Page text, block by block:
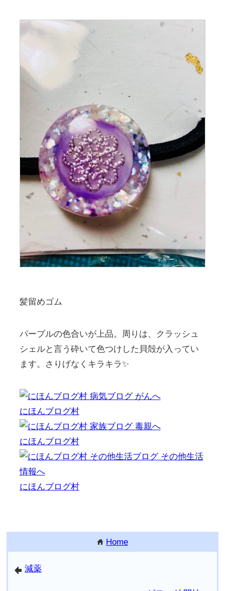
髪留めゴム
パープルの色合いが上品。周りは、クラッシュ
シェルと言う砕いて色つけした貝殻が入ってい
ます。さりげなくキラキラ✨
にほんブログ村
にほんブログ村
にほんブログ村
home Home
arrowleft 減薬